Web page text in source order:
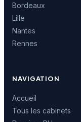
Bordeaux
Lille
Nantes
Rennes
NAVIGATION
Accueil
Tous les cabinets